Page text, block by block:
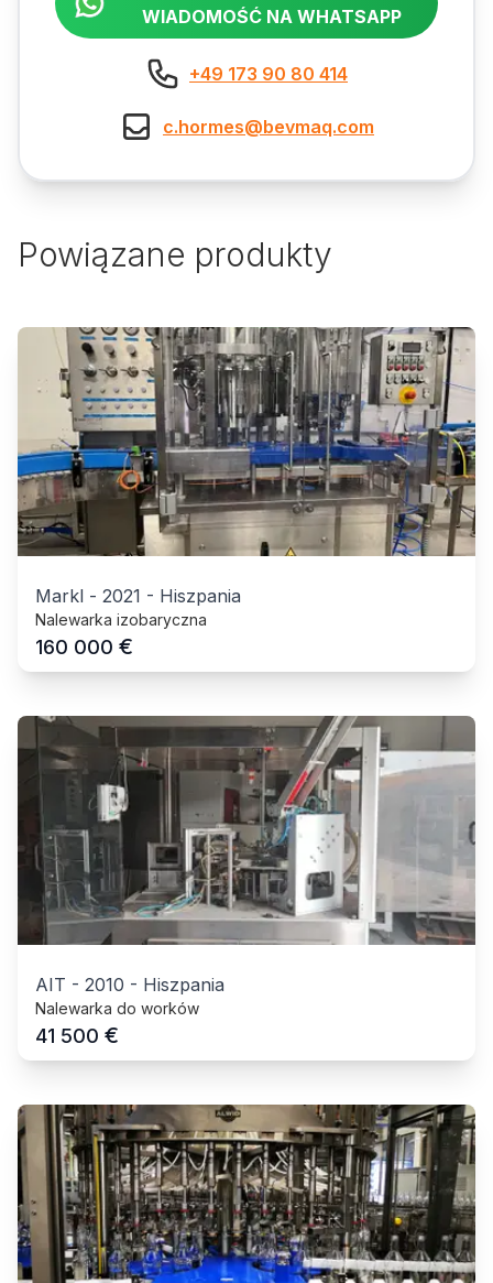
WIADOMOŚĆ NA WHATSAPP
+49 173 90 80 414
c.hormes@bevmaq.com
Powiązane produkty
Markl - 2021 - Hiszpania
Nalewarka izobaryczna
160 000 €
AIT - 2010 - Hiszpania
Nalewarka do worków
41 500 €